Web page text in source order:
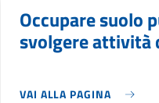
Occupare suolo
svolgere attività
VAI ALLA PAGINA